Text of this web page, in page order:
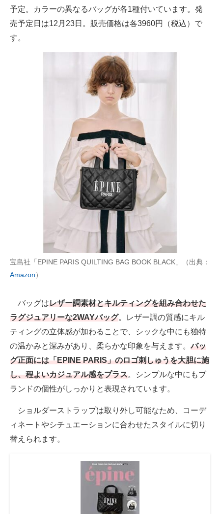
予定。カラーの異なるバッグが各1種付いています。発
売予定日は12月23日。販売価格は各3960円（税込）で
す。
宝島社「EPINE PARIS QUILTING BAG BOOK BLACK」（出典：
Amazon）
バッグはレザー調素材とキルティングを組み合わせた
ラグジュアリーな2WAYバッグ。レザー調の質感にキル
ティングの立体感が加わることで、シックな中にも独特
の温かみと深みがあり、柔らかな印象を与えます。バッ
グ正面には「EPINE PARIS」のロゴ刺しゅうを大胆に施
し、程よいカジュアル感をプラス。シンプルな中にもブ
ランドの個性がしっかりと表現されています。
ショルダーストラップは取り外し可能なため、コーデ
ィネートやシチュエーションに合わせたスタイルに切り
替えられます。